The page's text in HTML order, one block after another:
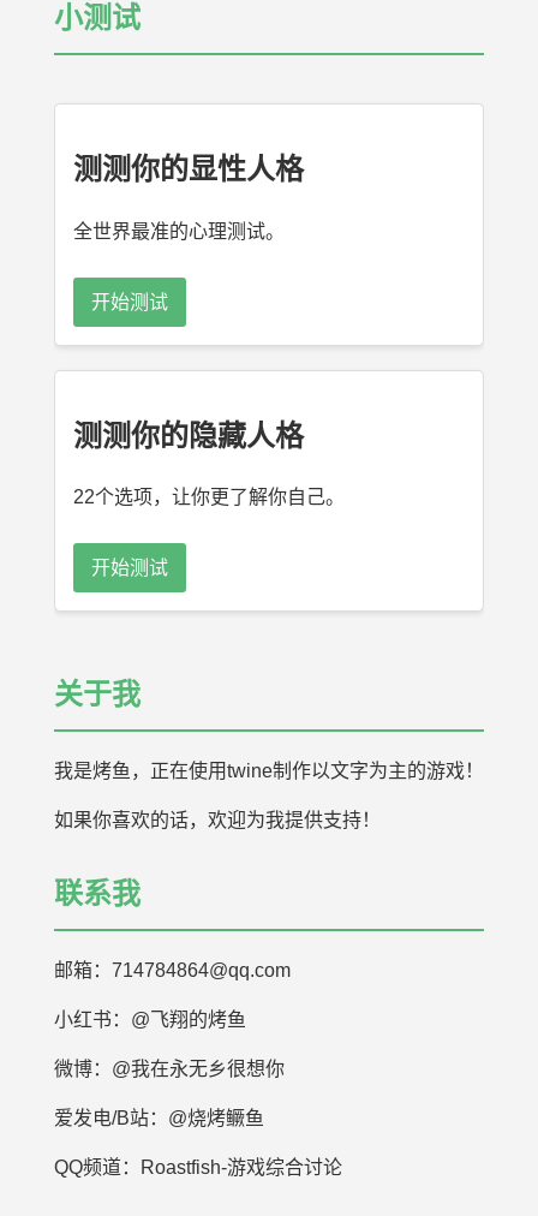
小测试
测测你的显性人格
全世界最准的心理测试。
开始测试
测测你的隐藏人格
22个选项，让你更了解你自己。
开始测试
关于我
我是烤鱼，正在使用twine制作以文字为主的游戏！
如果你喜欢的话，欢迎为我提供支持！
联系我
邮箱：714784864@qq.com
小红书：@飞翔的烤鱼
微博：@我在永无乡很想你
爱发电/B站：@烧烤鳜鱼
QQ频道：Roastfish-游戏综合讨论